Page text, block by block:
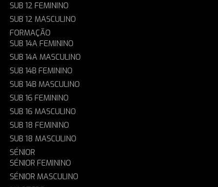
SUB 12 FEMININO
SUB 12 MASCULINO
FORMAÇÃO
SUB 14A FEMININO
SUB 14A MASCULINO
SUB 14B FEMININO
SUB 14B MASCULINO
SUB 16 FEMININO
SUB 16 MASCULINO
SUB 18 FEMININO
SUB 18 MASCULINO
SÉNIOR
SÉNIOR FEMININO
SÉNIOR MASCULINO